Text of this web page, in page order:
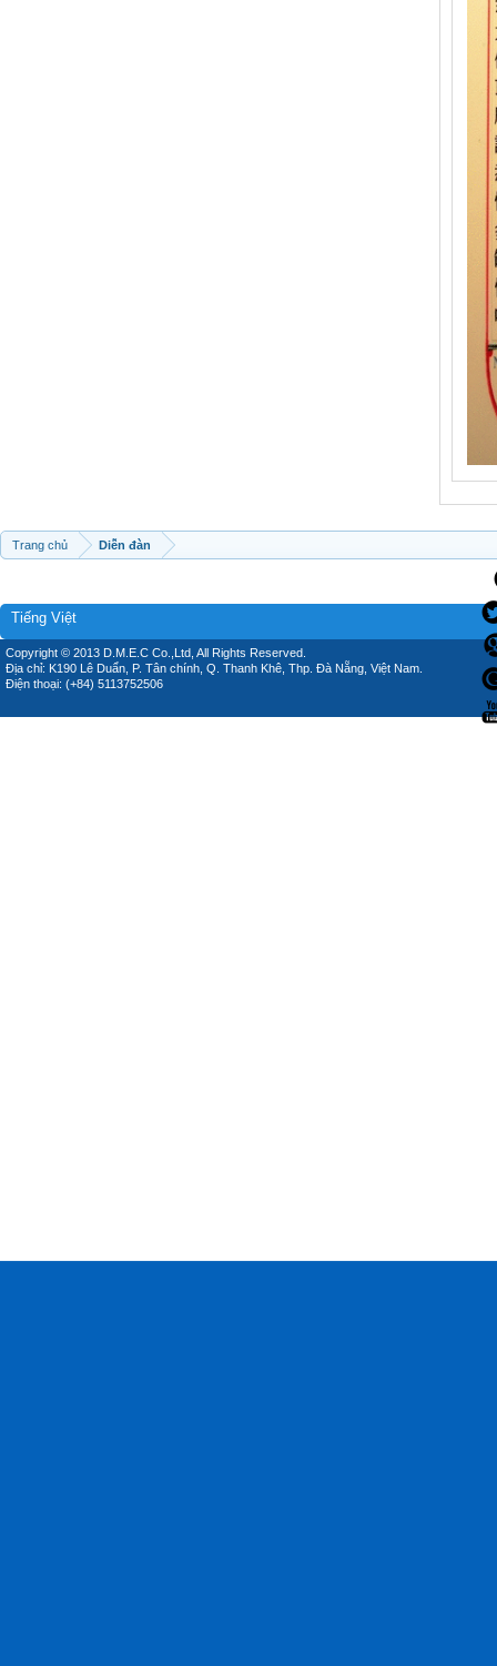
Trang chủ Diễn đàn
Tiếng Việt
Copyright © 2013 D.M.E.C Co.,Ltd, All Rights Reserved.
Địa chỉ: K190 Lê Duẩn, P. Tân chính, Q. Thanh Khê, Thp. Đà Nẵng, Việt Nam.
Điện thoại: (+84) 5113752506